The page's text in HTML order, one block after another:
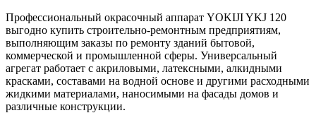
Профессиональный окрасочный аппарат YOKIJI YKJ 120
выгодно купить строительно-ремонтным предприятиям,
выполняющим заказы по ремонту зданий бытовой,
коммерческой и промышленной сферы. Универсальный
агрегат работает с акриловыми, латексными, алкидными
красками, составами на водной основе и другими расходными
жидкими материалами, наносимыми на фасады домов и
различные конструкции.